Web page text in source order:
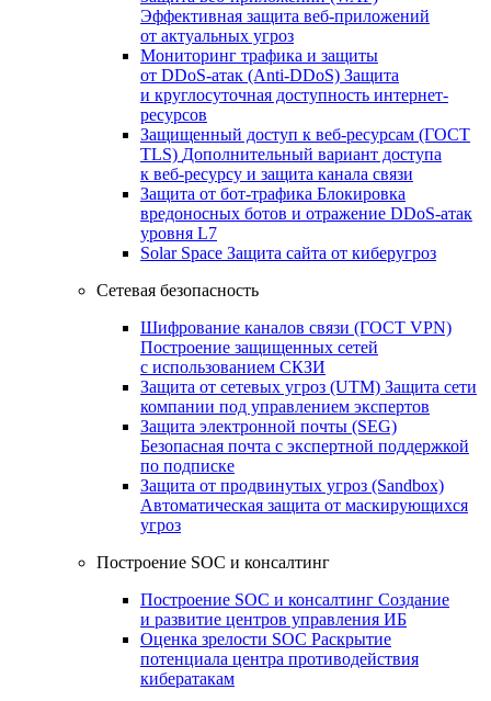
Эффективная защита веб-приложений
от актуальных угроз
Мониторинг трафика и защиты
от DDoS‑атак (Anti‑DDoS) Защита
и круглосуточная доступность интернет-
ресурсов
Защищенный доступ к веб-ресурсам (ГОСТ
TLS) Дополнительный вариант доступа
к веб‑ресурсу и защита канала связи
Защита от бот‑трафика Блокировка
вредоносных ботов и отражение DDoS‑атак
уровня L7
Solar Space Защита сайта от киберугроз
Сетевая безопасность
Шифрование каналов связи (ГОСТ VPN)
Построение защищенных сетей
с использованием СКЗИ
Защита от сетевых угроз (UTM) Защита сети
компании под управлением экспертов
Защита электронной почты (SEG)
Безопасная почта с экспертной поддержкой
по подписке
Защита от продвинутых угроз (Sandbox)
Автоматическая защита от маскирующихся
угроз
Построение SOC и консалтинг
Построение SOC и консалтинг Создание
и развитие центров управления ИБ
Оценка зрелости SOC Раскрытие
потенциала центра противодействия
кибератакам